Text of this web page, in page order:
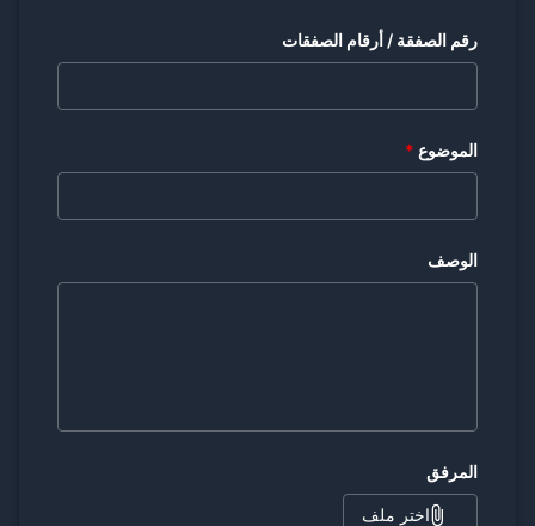
رقم الصفقة / أرقام الصفقات
الموضوع *
الوصف
المرفق
اختر ملف